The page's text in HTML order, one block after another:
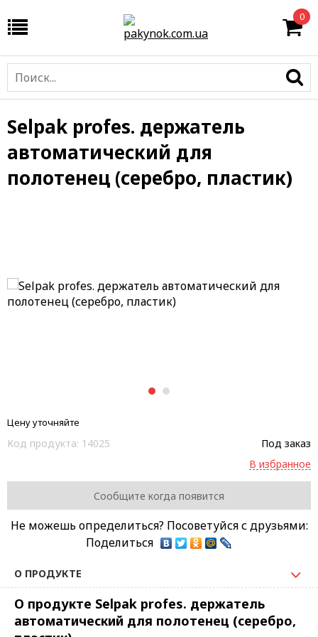
0
Selpak profes. держатель
автоматический для
полотенец (серебро, пластик)
1 2
Цену уточняйте
Код продукта: 14025
Под заказ
В избранное
Сообщите когда появится
Не можешь определиться? Посоветуйся с друзьями:
Поделиться
О ПРОДУКТЕ
О продукте Selpak profes. держатель
автоматический для полотенец (серебро,